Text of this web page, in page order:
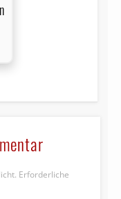
Erforderliche